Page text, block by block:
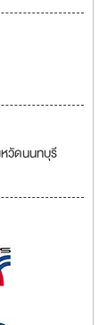
วัดนนทบุรี